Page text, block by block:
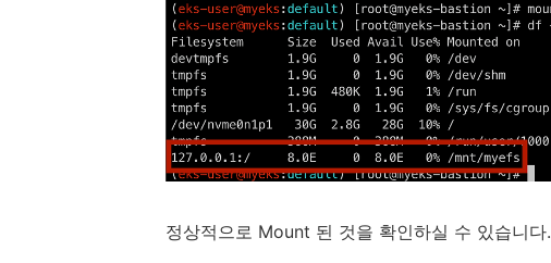
정상적으로 Mount 된 것을 확인하실 수 있습니다.